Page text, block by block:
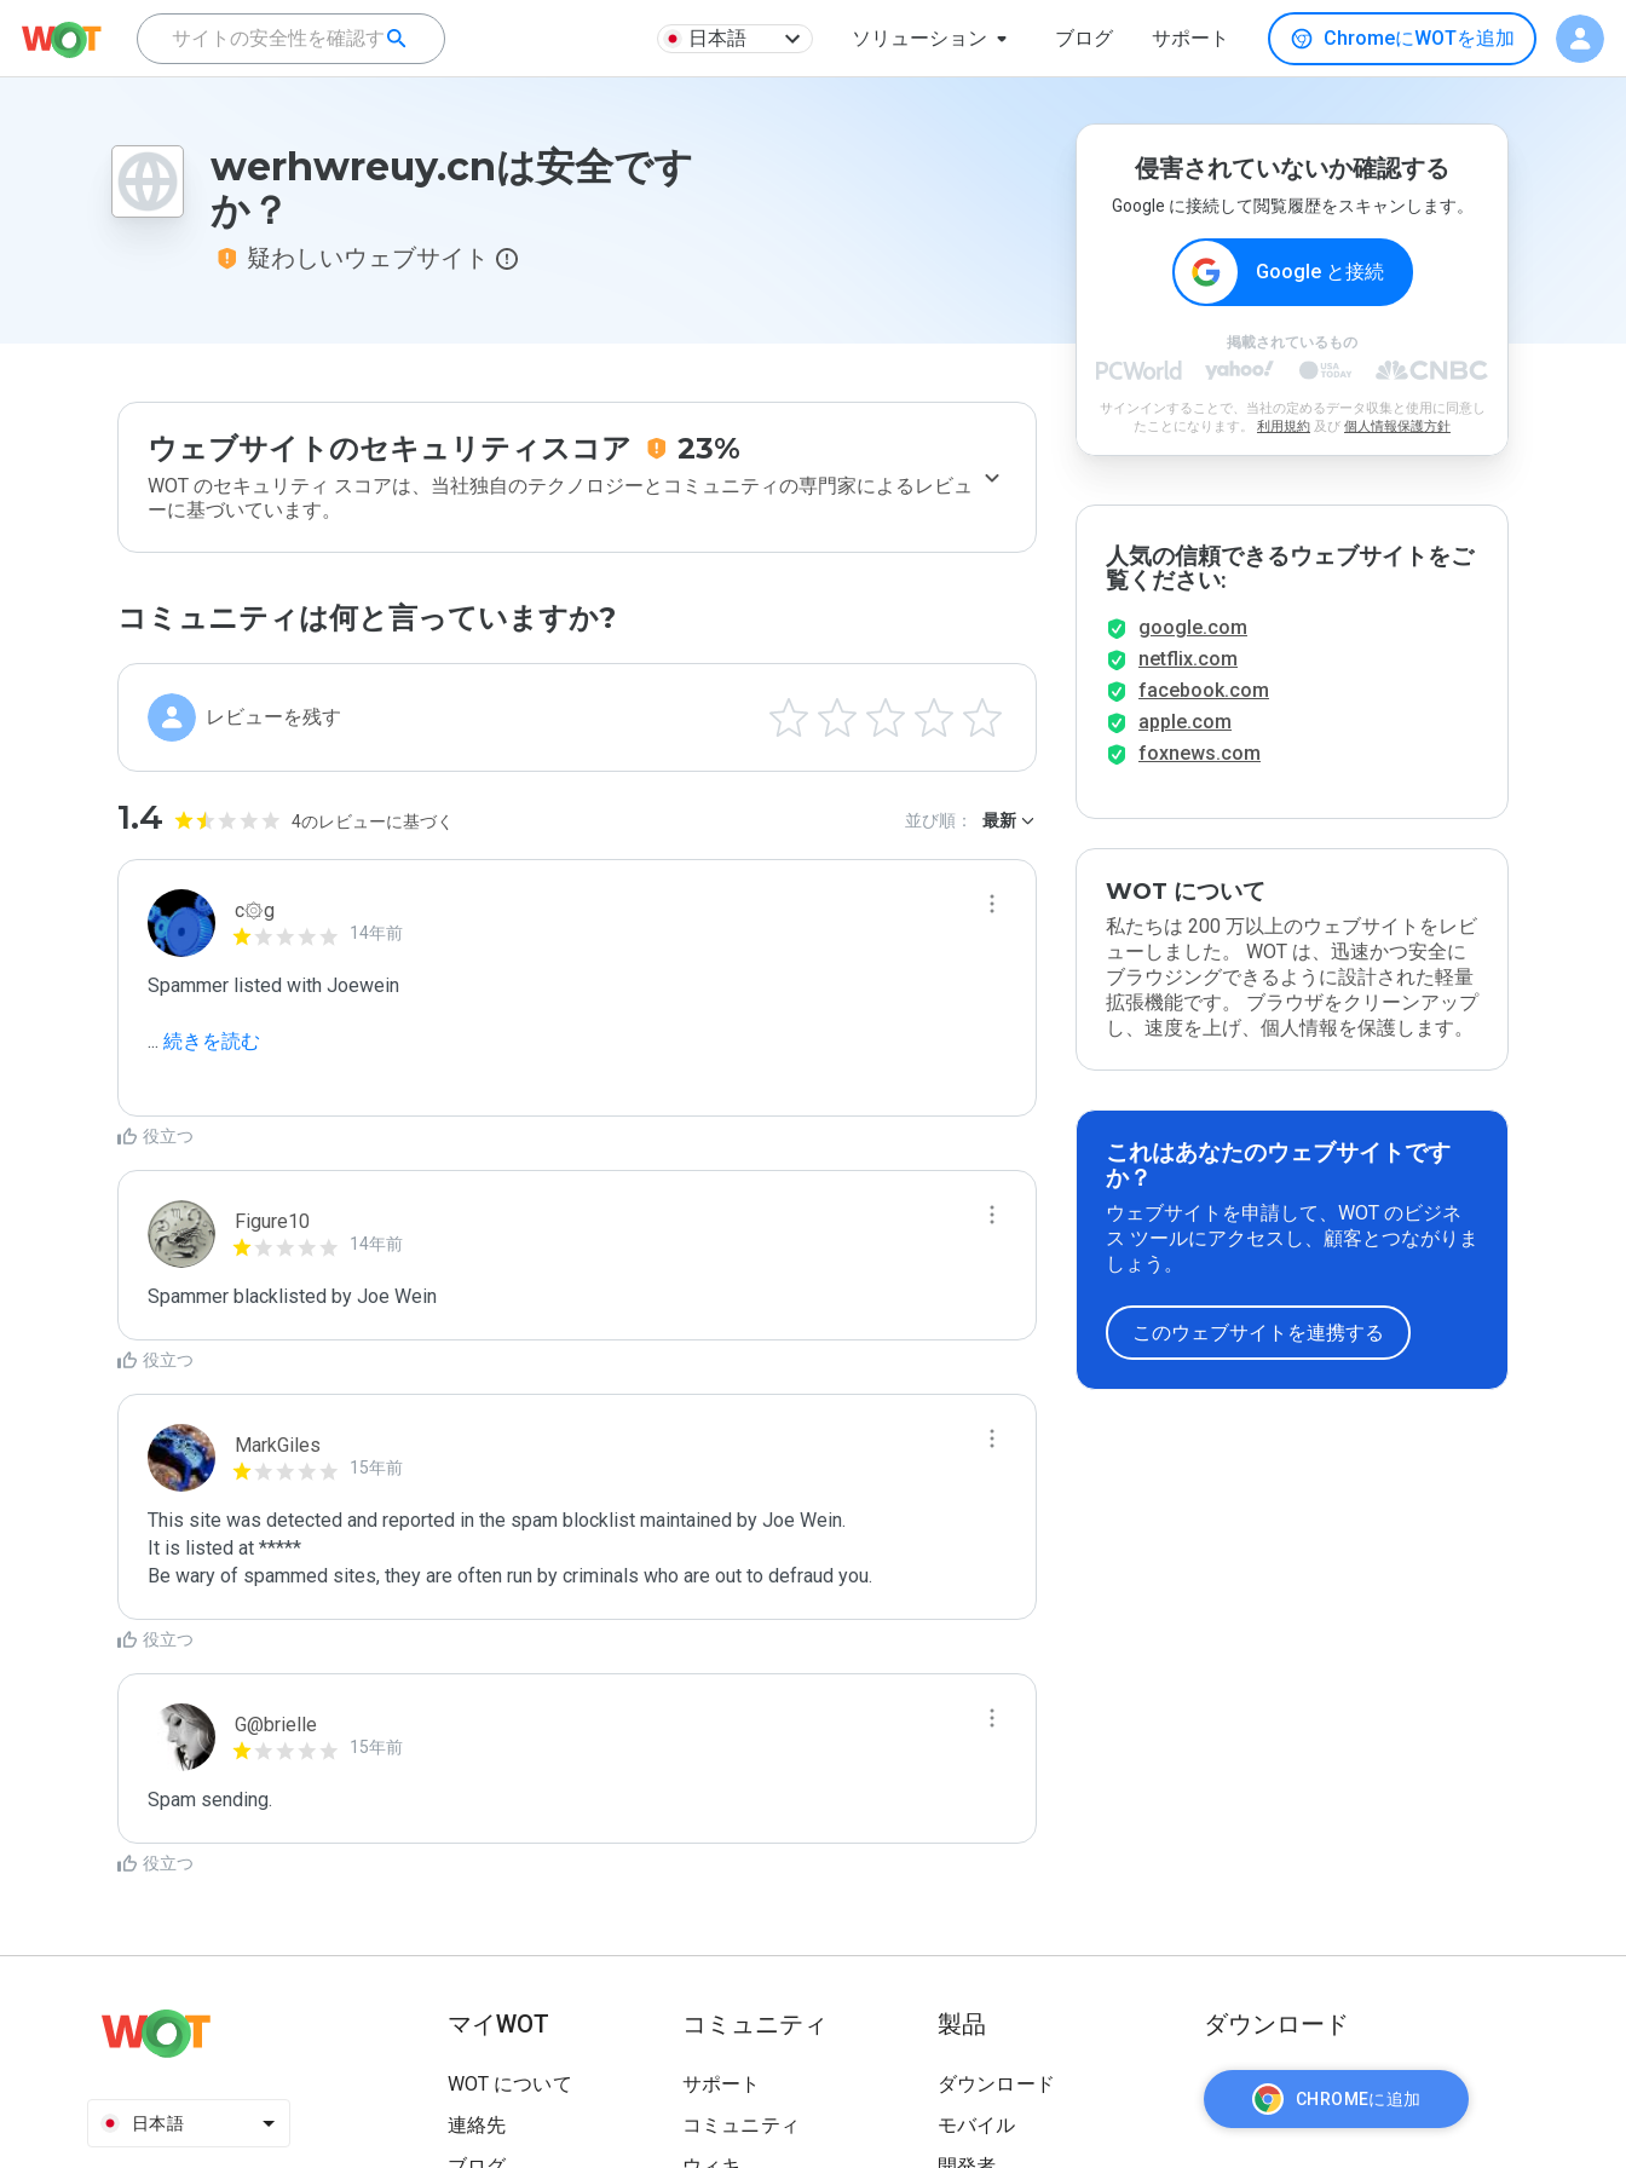
日本語 ソリューション ブログ サポート ChromeにWOTを追加
werhwreuy.cnは安全です
か？
疑わしいウェブサイト
ウェブサイトのセキュリティスコア 23%
WOT のセキュリティ スコアは、当社独自のテクノロジーとコミュニティの専門家によるレビュ
ーに基づいています。
コミュニティは何と言っていますか?
レビューを残す
1.4 4のレビューに基づく 並び順： 最新
c۞g
14年前
Spammer listed with Joewein
... 続きを読む
役立つ
Figure10
14年前
Spammer blacklisted by Joe Wein
役立つ
MarkGiles
15年前
This site was detected and reported in the spam blocklist maintained by Joe Wein.
It is listed at *****
Be wary of spammed sites, they are often run by criminals who are out to defraud you.
役立つ
G@brielle
15年前
Spam sending.
役立つ
侵害されていないか確認する
Google に接続して閲覧履歴をスキャンします。
Google と接続
掲載されているもの
サインインすることで、当社の定めるデータ収集と使用に同意し
たことになります。 利用規約 及び 個人情報保護方針
人気の信頼できるウェブサイトをご
覧ください:
google.com
netflix.com
facebook.com
apple.com
foxnews.com
WOT について
私たちは 200 万以上のウェブサイトをレビ
ューしました。 WOT は、迅速かつ安全に
ブラウジングできるように設計された軽量
拡張機能です。 ブラウザをクリーンアップ
し、速度を上げ、個人情報を保護します。
これはあなたのウェブサイトです
か？
ウェブサイトを申請して、WOT のビジネ
ス ツールにアクセスし、顧客とつながりま
しょう。
このウェブサイトを連携する
日本語
マイWOT
WOT について
連絡先
コミュニティ
サポート
コミュニティ
製品
ダウンロード
モバイル
ダウンロード
CHROMEに追加